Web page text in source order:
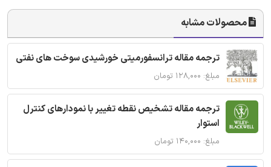
محصولات مشابه
ترجمه مقاله ترانسفورمیتی خورشیدی سوخت های نفتی
مبلغ: ۱۲۸,۰۰۰ تومان
ترجمه مقاله تشخیص نقطه تغییر با نمودارهای کنترل
استوار
مبلغ: ۱۴۰,۰۰۰ تومان